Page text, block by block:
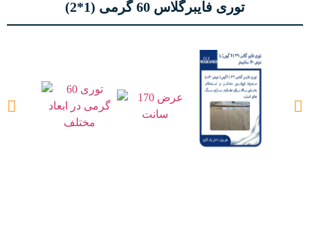
توری فایبرگلاس 60 گرمی (1*2)